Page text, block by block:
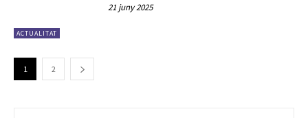
ACTUALITAT
21 juny 2025
1 2